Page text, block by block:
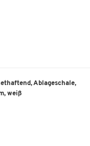
Ablageschale,
weiß